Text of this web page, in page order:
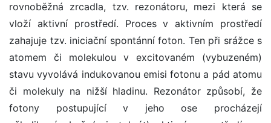
rovnoběžná zrcadla, tzv. rezonátoru, mezi která se
vloží aktivní prostředí. Proces v aktivním prostředí
zahajuje tzv. iniciační spontánní foton. Ten při srážce s
atomem či molekulou v excitovaném (vybuzeném)
stavu vyvolává indukovanou emisi fotonu a pád atomu
či molekuly na nižší hladinu. Rezonátor způsobí, že
fotony postupující v jeho ose procházejí